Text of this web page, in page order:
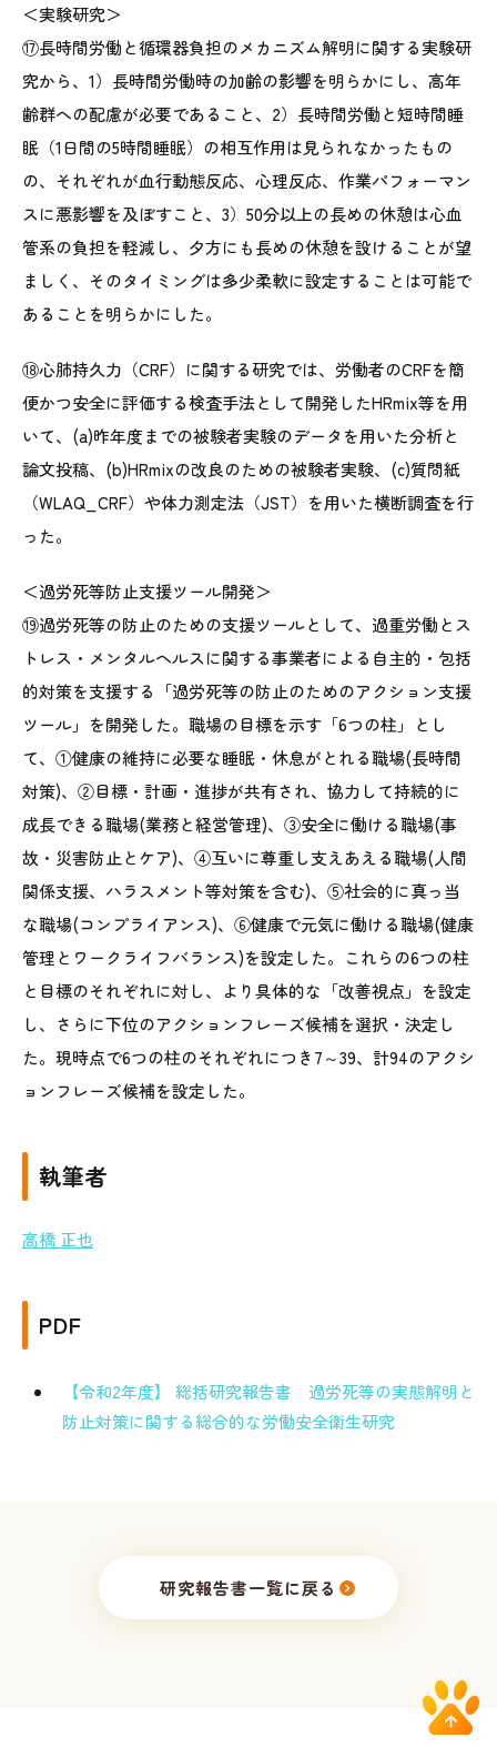
＜実験研究＞
⑰長時間労働と循環器負担のメカニズム解明に関する実験研
究から、1）長時間労働時の加齢の影響を明らかにし、高年
齢群への配慮が必要であること、2）長時間労働と短時間睡
眠（1日間の5時間睡眠）の相互作用は見られなかったもの
の、それぞれが血行動態反応、心理反応、作業パフォーマン
スに悪影響を及ぼすこと、3）50分以上の長めの休憩は心血
管系の負担を軽減し、夕方にも長めの休憩を設けることが望
ましく、そのタイミングは多少柔軟に設定することは可能で
あることを明らかにした。
⑱心肺持久力（CRF）に関する研究では、労働者のCRFを簡
便かつ安全に評価する検査手法として開発したHRmix等を用
いて、(a)昨年度までの被験者実験のデータを用いた分析と
論文投稿、(b)HRmixの改良のための被験者実験、(c)質問紙
（WLAQ_CRF）や体力測定法（JST）を用いた横断調査を行
った。
＜過労死等防止支援ツール開発＞
⑲過労死等の防止のための支援ツールとして、過重労働とス
トレス・メンタルヘルスに関する事業者による自主的・包括
的対策を支援する「過労死等の防止のためのアクション支援
ツール」を開発した。職場の目標を示す「6つの柱」とし
て、①健康の維持に必要な睡眠・休息がとれる職場(長時間
対策)、②目標・計画・進捗が共有され、協力して持続的に
成長できる職場(業務と経営管理)、③安全に働ける職場(事
故・災害防止とケア)、④互いに尊重し支えあえる職場(人間
関係支援、ハラスメント等対策を含む)、⑤社会的に真っ当
な職場(コンプライアンス)、⑥健康で元気に働ける職場(健康
管理とワークライフバランス)を設定した。これらの6つの柱
と目標のそれぞれに対し、より具体的な「改善視点」を設定
し、さらに下位のアクションフレーズ候補を選択・決定し
た。現時点で6つの柱のそれぞれにつき7～39、計94のアクシ
ョンフレーズ候補を設定した。
執筆者
高橋 正也
PDF
【令和2年度】 総括研究報告書 過労死等の実態解明と
防止対策に関する総合的な労働安全衛生研究
研究報告書一覧に戻る